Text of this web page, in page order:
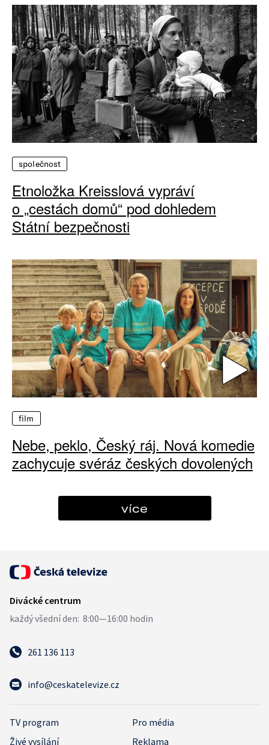
společnost
Etnoložka Kreisslová vypráví
o „cestách domů“ pod dohledem
Státní bezpečnosti
film
Nebe, peklo, Český ráj. Nová komedie
zachycuje svéráz českých dovolených
více
261 136 113
info@ceskatelevize.cz
TV program
Pro média
Živé vysílání
Reklama